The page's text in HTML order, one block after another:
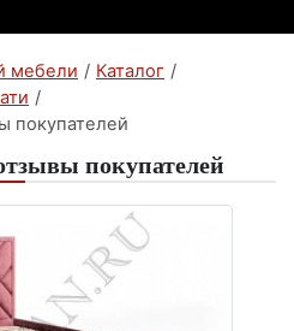
мебели / Каталог /
/
покупателей
покупателей